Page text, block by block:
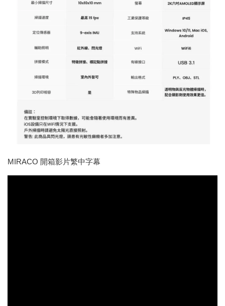
MIRACO 開箱影片繁中字幕